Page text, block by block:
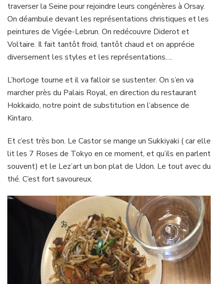
traverser la Seine pour rejoindre leurs congénères à Orsay.
On déambule devant les représentations christiques et les
peintures de Vigée-Lebrun. On redécouvre Diderot et
Voltaire. Il fait tantôt froid, tantôt chaud et on apprécie
diversement les styles et les représentations….
L’horloge tourne et il va falloir se sustenter. On s’en va
marcher près du Palais Royal, en direction du restaurant
Hokkaido, notre point de substitution en l’absence de
Kintaro.
Et c’est très bon. Le Castor se mange un Sukkiyaki ( car elle
lit les 7 Roses de Tokyo en ce moment, et qu’ils en parlent
souvent) et le Lez’art un bon plat de Udon. Le tout avec du
thé. C’est fort savoureux.